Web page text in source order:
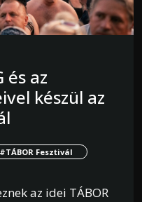
és az
készül az
#TÁBOR Fesztivál
az idei TÁBOR